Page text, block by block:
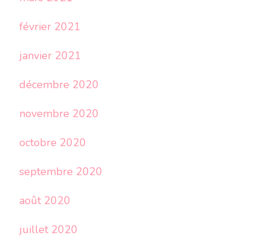
février 2021
janvier 2021
décembre 2020
novembre 2020
octobre 2020
septembre 2020
août 2020
juillet 2020